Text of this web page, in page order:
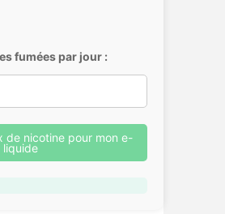
fumées par jour :
de nicotine pour mon e-
liquide